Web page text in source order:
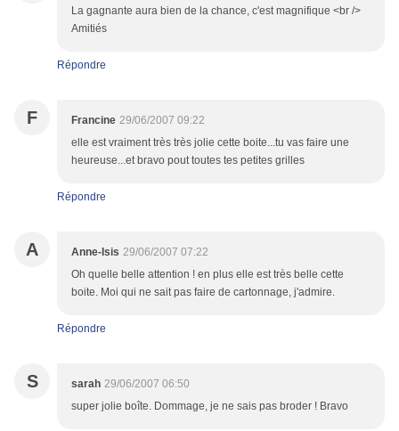
La gagnante aura bien de la chance, c'est magnifique <br />
Amitiés
Répondre
F Francine 29/06/2007 09:22
elle est vraiment très très jolie cette boite...tu vas faire une
heureuse...et bravo pout toutes tes petites grilles
Répondre
A Anne-Isis 29/06/2007 07:22
Oh quelle belle attention ! en plus elle est très belle cette
boite. Moi qui ne sait pas faire de cartonnage, j'admire.
Répondre
S sarah 29/06/2007 06:50
super jolie boîte. Dommage, je ne sais pas broder ! Bravo